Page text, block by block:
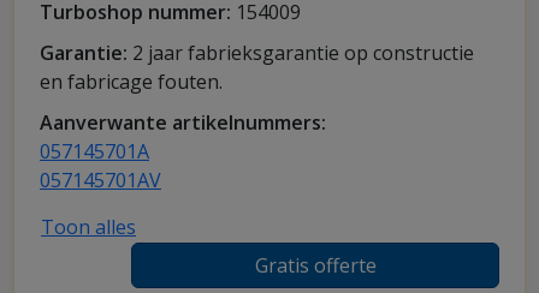
Turboshop nummer: 154009
Garantie: 2 jaar fabrieksgarantie op constructie
en fabricage fouten.
Aanverwante artikelnummers:
057145701A
057145701AV
Toon alles
Gratis offerte